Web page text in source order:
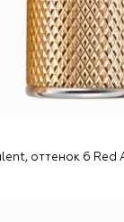
оттенок 6 Red